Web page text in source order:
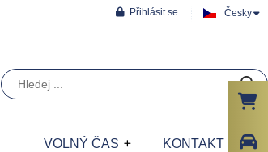
Česky
Přihlásit se
VOLNÝ ČAS
KONTAKT